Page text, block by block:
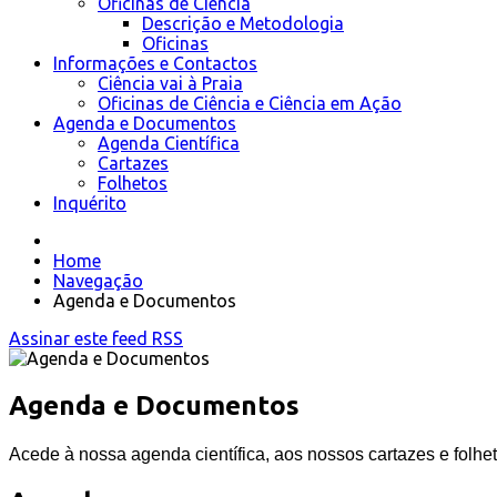
Descrição e Metodologia
Oficinas
Informações e Contactos
Ciência vai à Praia
Oficinas de Ciência e Ciência em Ação
Agenda e Documentos
Agenda Científica
Cartazes
Folhetos
Inquérito
Home
Navegação
Agenda e Documentos
Assinar este feed RSS
Agenda e Documentos
Acede à nossa agenda científica, aos nossos cartazes e